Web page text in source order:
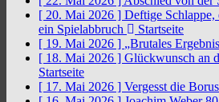
[ 20. Mai 2026 ] Deftige Schlappe,
ein Spielabbruch
Startseite
[ 19. Mai 2026 ] „Brutales
[ 18. Mai 2026 ] Glückwunsch an
Startseite
[ 17. Mai 2026 ] Vergesst die